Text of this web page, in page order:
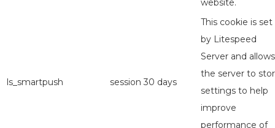
website.
ls_smartpush session 30 days
This cookie is set
by Litespeed
Server and allows
the server to
settings to help
improve
performance of